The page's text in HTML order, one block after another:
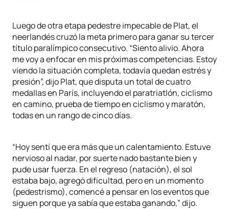
Luego de otra etapa pedestre impecable de Plat, el
neerlandés cruzó la meta primero para ganar su tercer
título paralímpico consecutivo. “Siento alivio. Ahora
me voy a enfocar en mis próximas competencias. Estoy
viendo la situación completa, todavía quedan estrés y
presión”, dijo Plat, que disputa un total de cuatro
medallas en París, incluyendo el paratriatlón, ciclismo
en camino, prueba de tiempo en ciclismo y maratón,
todas en un rango de cinco días.
“Hoy sentí que era más que un calentamiento. Estuve
nervioso al nadar, por suerte nado bastante bien y
pude usar fuerza. En el regreso (natación), el sol
estaba bajo, agregó dificultad, pero en un momento
(pedestrismo), comencé a pensar en los eventos que
siguen porque ya sabía que estaba ganando,” dijo.